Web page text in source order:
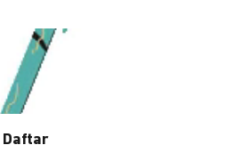
Daftar